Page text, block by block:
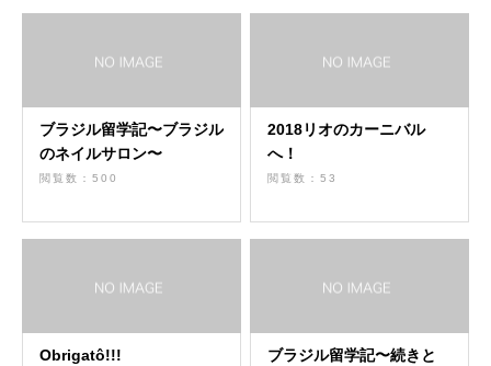
ブラジル留学記〜ブラジル
のネイルサロン〜
閲覧数：500
2018リオのカーニバル
へ！
閲覧数：53
Obrigatô!!!
ブラジル留学記〜続きと